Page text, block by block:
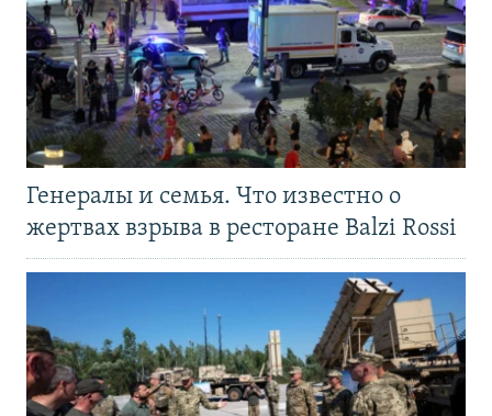
Генералы и семья. Что известно о
жертвах взрыва в ресторане Balzi Rossi